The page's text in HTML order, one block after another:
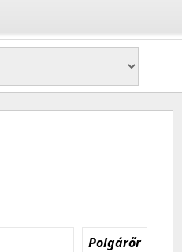
Polgárőr